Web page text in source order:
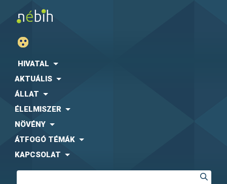
HIVATAL
AKTUÁLIS
ÁLLAT
ÉLELMISZER
NÖVÉNY
ÁTFOGÓ TÉMÁK
KAPCSOLAT